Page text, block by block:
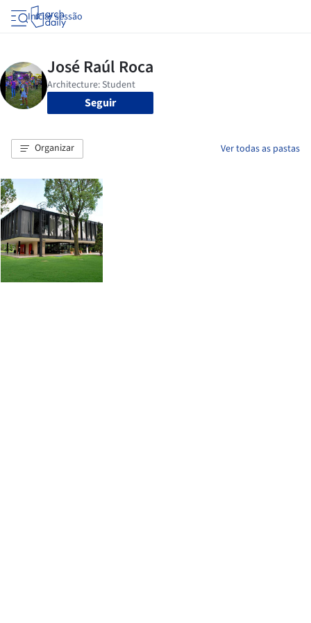
Iniciar sessão
Seguir
Organizar Ver todas as pastas